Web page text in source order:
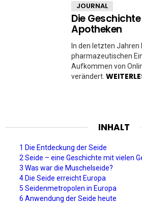
JOURNAL
Die
Apotheken
In den letzten Jahren
pharmazeutischen
Aufkommen von
verändert.
INHALT
1 Die Entdeckung der Seide
2 Seide – eine Geschichte mit vielen
3 Was war die Muschelseide?
4 Die Seide erreicht Europa
5 Seidenmetropolen in Europa
6 Anwendung der Seide heute